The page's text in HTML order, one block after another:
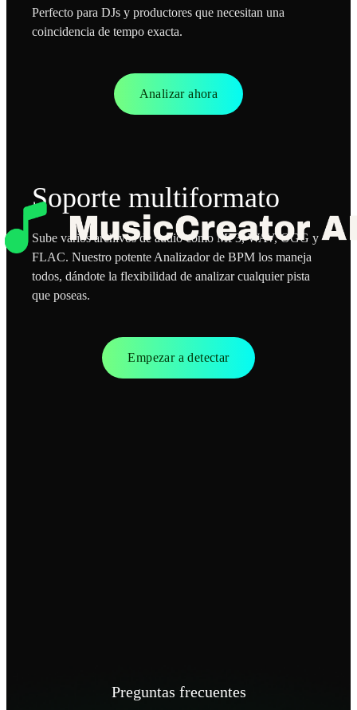
Perfecto para DJs y productores que necesitan una
coincidencia de tempo exacta.
Analizar ahora
Soporte multiformato
Sube varios archivos de audio como MP3, WAV, OGG y
FLAC. Nuestro potente Analizador de BPM los maneja
todos, dándote la flexibilidad de analizar cualquier pista
que poseas.
Empezar a detectar
Preguntas frecuentes